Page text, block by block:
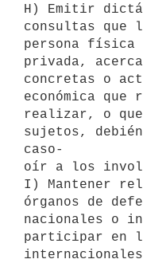
H) Emitir
consultas que
persona
privada,
concretas o
económica
realizar, o
sujetos,
caso-
oír a los
I) Mantener
órganos de
nacionales o
participar en